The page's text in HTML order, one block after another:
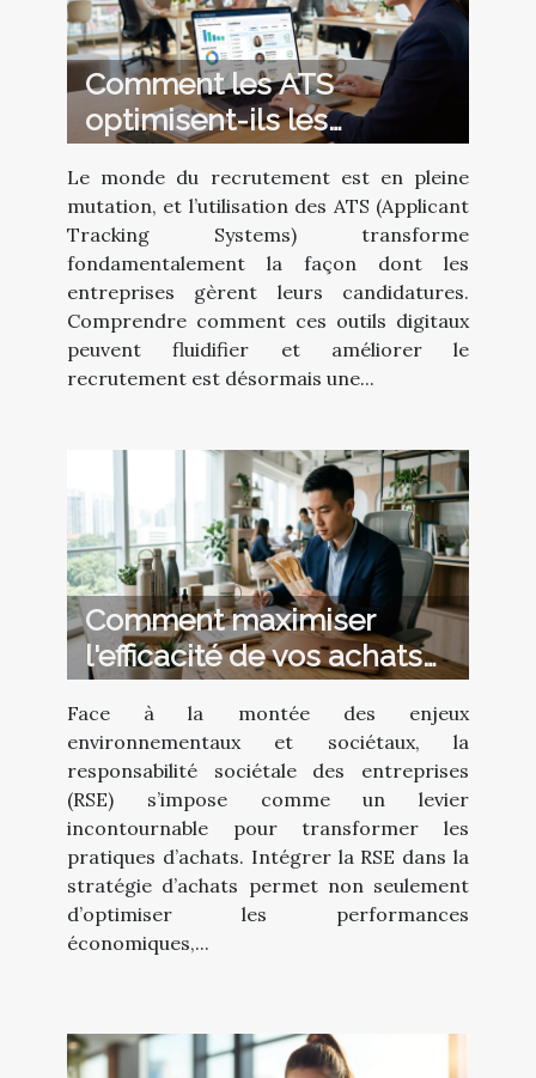
Comment les ATS
optimisent-ils les
processus de recrutement
?
Le monde du recrutement est en pleine
mutation, et l’utilisation des ATS (Applicant
Tracking Systems) transforme
fondamentalement la façon dont les
entreprises gèrent leurs candidatures.
Comprendre comment ces outils digitaux
peuvent fluidifier et améliorer le
recrutement est désormais une...
Comment maximiser
l'efficacité de vos achats
en intégrant la RSE ?
Face à la montée des enjeux
environnementaux et sociétaux, la
responsabilité sociétale des entreprises
(RSE) s’impose comme un levier
incontournable pour transformer les
pratiques d’achats. Intégrer la RSE dans la
stratégie d’achats permet non seulement
d’optimiser les performances
économiques,...